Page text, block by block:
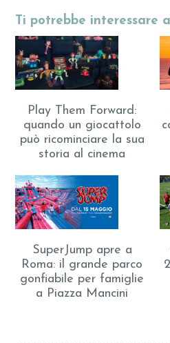
Ti potrebbe interessare
Play Them Forward:
quando un giocattolo
può ricominciare la sua
storia al cinema
SuperJump apre a
Roma: il grande parco
gonfiabile per famiglie
a Piazza Mancini